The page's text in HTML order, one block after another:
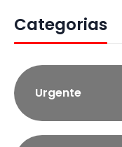
Categorias
Urgente